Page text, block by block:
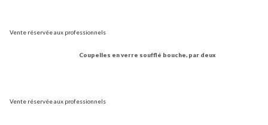
Vente réservée aux professionnels
Coupelles en verre soufflé bouche, par deux
Vente réservée aux professionnels